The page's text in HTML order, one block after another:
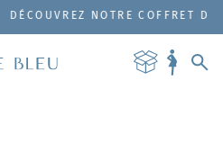
DÉCOUVREZ NOTRE COFFRET DE